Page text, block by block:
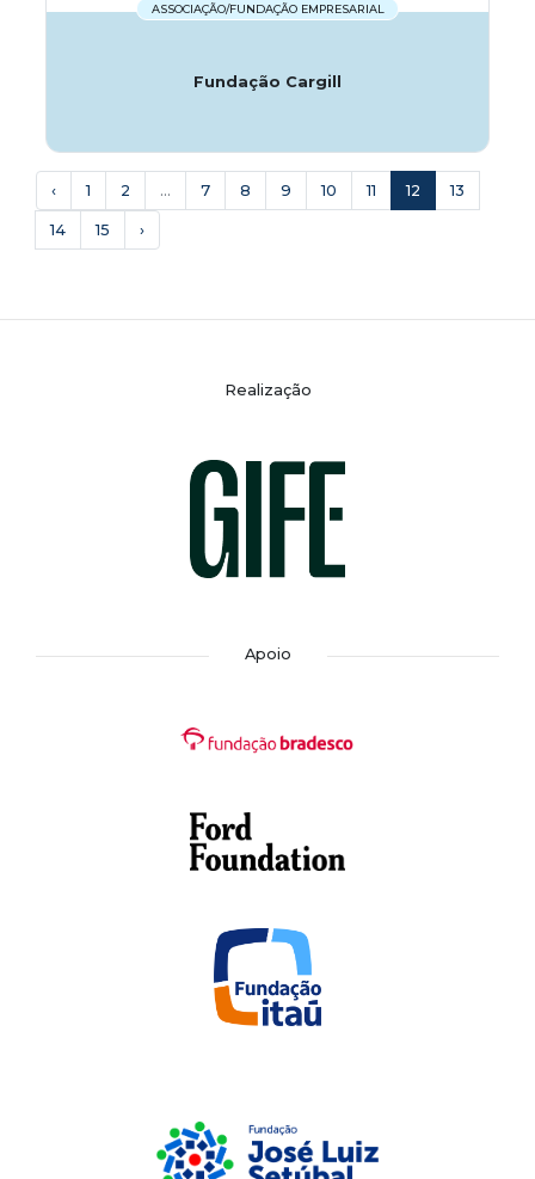
ASSOCIAÇÃO/FUNDAÇÃO EMPRESARIAL
Fundação Cargill
‹ 1 2 ... 7 8 9 10 11 12 13
14 15 ›
Realização
Apoio